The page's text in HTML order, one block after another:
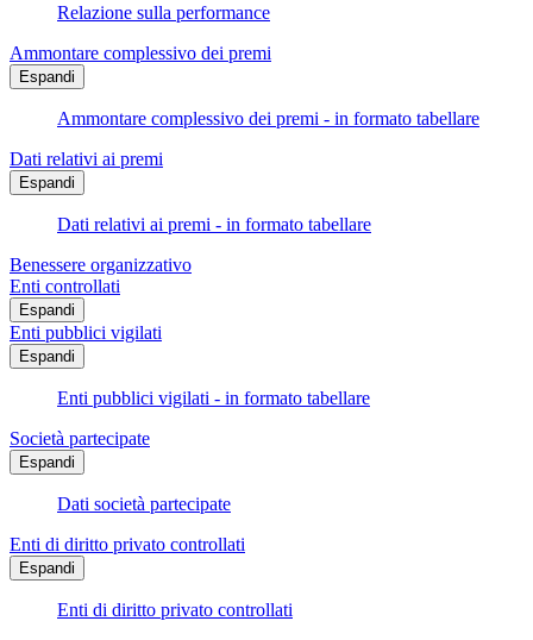
Relazione sulla performance
Ammontare complessivo dei premi
Espandi
Ammontare complessivo dei premi - in formato tabellare
Dati relativi ai premi
Espandi
Dati relativi ai premi - in formato tabellare
Benessere organizzativo
Enti controllati
Espandi
Enti pubblici vigilati
Espandi
Enti pubblici vigilati - in formato tabellare
Società partecipate
Espandi
Dati società partecipate
Enti di diritto privato controllati
Espandi
Enti di diritto privato controllati